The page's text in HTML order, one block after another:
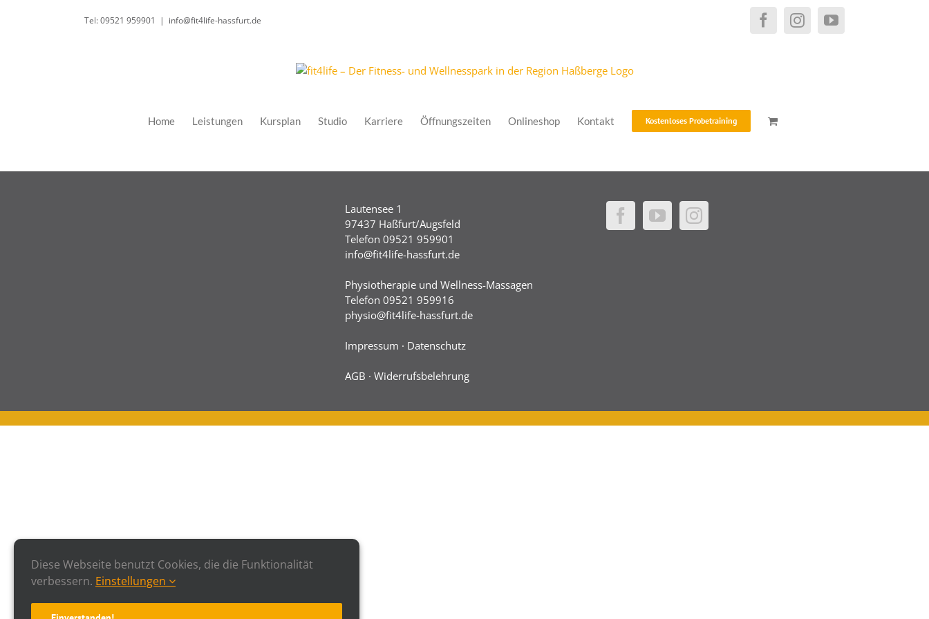
Tel: 09521 959901 | info@fit4life-hassfurt.de FacebookInstagramYouTube
Home Leistungen Kursplan Studio Karriere Öffnungszeiten Onlineshop Kontakt Kostenloses Probetraining
Lautensee 1
97437 Haßfurt/Augsfeld
Telefon 09521 959901
info@fit4life-hassfurt.de
Physiotherapie und Wellness-Massagen
Telefon 09521 959916
physio@fit4life-hassfurt.de
Impressum · Datenschutz
AGB ·Widerrufsbelehrung
Diese Webseite benutzt Cookies, die die Funktionalität
verbessern. Einstellungen